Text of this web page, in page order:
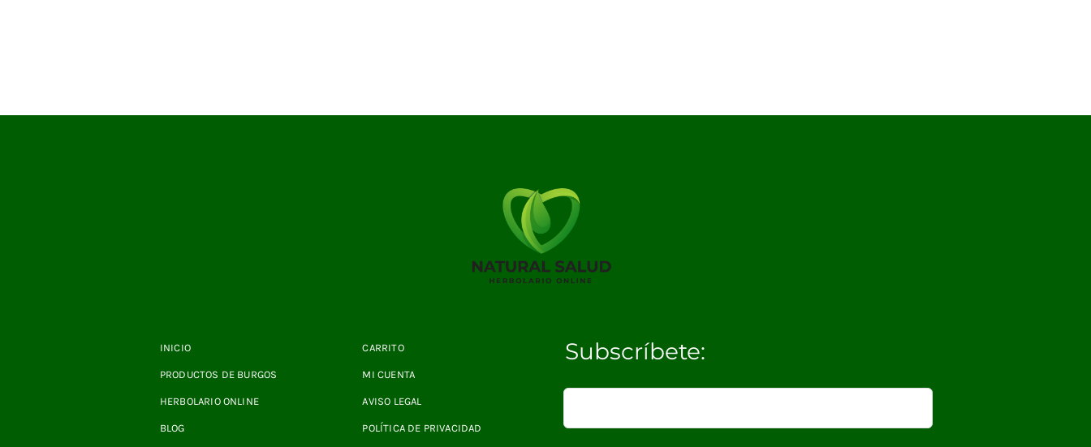
INICIO
PRODUCTOS DE BURGOS
HERBOLARIO ONLINE
BLOG
CARRITO
MI CUENTA
AVISO LEGAL
POLÍTICA DE PRIVACIDAD
Subscríbete: